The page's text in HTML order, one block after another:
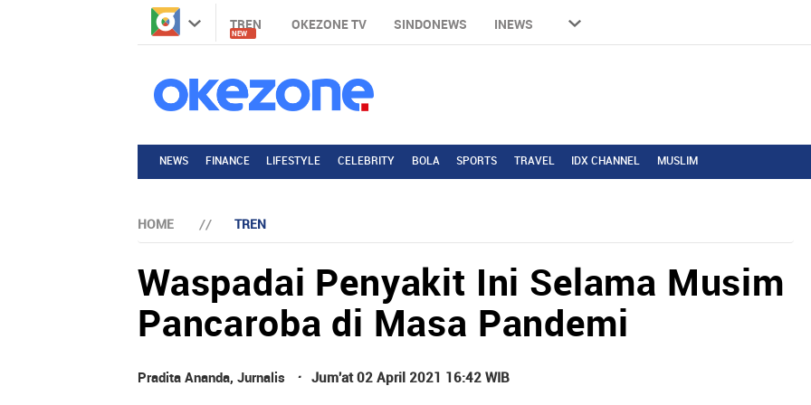
TREN
NEW
OKEZONE TV SINDONEWS INEWS
NEWS FINANCE LIFESTYLE CELEBRITY BOLA SPORTS TRAVEL IDX CHANNEL MUSLIM
HOME TREN
Waspadai Penyakit Ini Selama Musim
Pancaroba di Masa Pandemi
Pradita Ananda, Jurnalis · Jum'at 02 April 2021 16:42 WIB